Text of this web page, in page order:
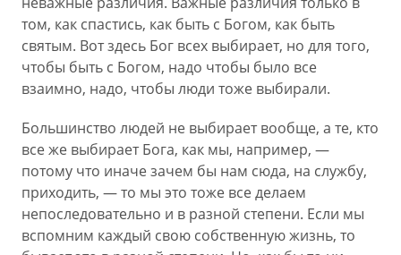
том, как спастись, как быть с Богом, как быть
святым. Вот здесь Бог всех выбирает, но для того,
чтобы быть с Богом, надо чтобы было все
взаимно, надо, чтобы люди тоже выбирали.
Большинство людей не выбирает вообще, а те, кто
все же выбирает Бога, как мы, например, —
потому что иначе зачем бы нам сюда, на службу,
приходить, — то мы это тоже все делаем
непоследовательно и в разной степени. Если мы
вспомним каждый свою собственную жизнь, то